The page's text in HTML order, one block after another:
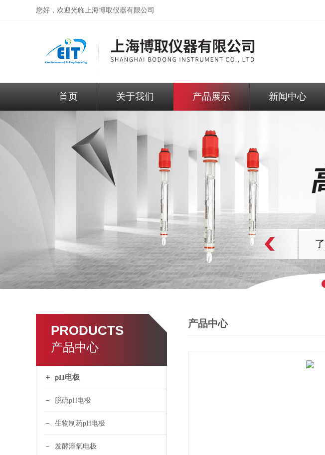
您好，欢迎光临上海博取仪器有限公司
首页 关于我们 产品展示 新闻中心
PRODUCTS
产品中心
pH电极
脱硫pH电极
生物制药pH电极
发酵溶氧电极
产品中心